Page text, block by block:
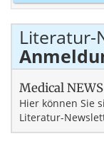
Literatur-
Medical
Hier können Sie
Literatur-